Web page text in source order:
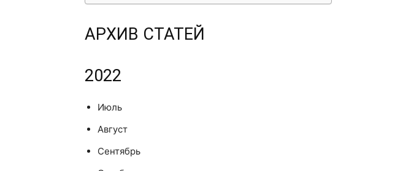
АРХИВ СТАТЕЙ
2022
Июль
Август
Сентябрь